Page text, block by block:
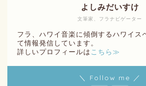
文筆家、フラナビゲーター
よしみだいすけ
フラ、ハワイ音楽に傾倒するハワイス
て情報発信しています。
詳しいプロフィールは こちら≫
＼ Follow me ／